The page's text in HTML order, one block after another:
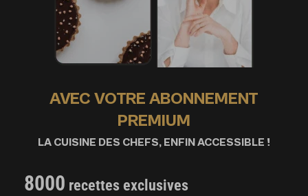
AVEC VOTRE ABONNEMENT
PREMIUM
LA CUISINE DES CHEFS, ENFIN ACCESSIBLE !
8000 recettes exclusives